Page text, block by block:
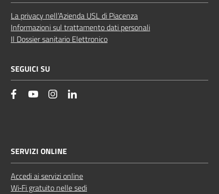
La privacy nell’Azienda USL di Piacenza
Informazioni sul trattamento dati personali
Il Dossier sanitario Elettronico
SEGUICI SU
facebookYouTube Instagram
SERVIZI ONLINE
Accedi ai servizi online
Wi‑Fi gratuito nelle sedi